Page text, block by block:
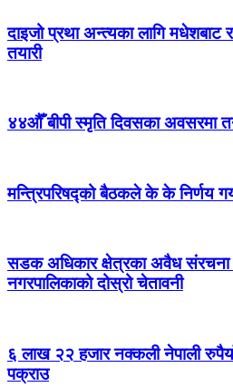
दाइजो प्रथा अन्त्यका लागि मधेशबाट
तयारी
४४औँ बीपी स्मृति दिवसका अवसरमा
मन्त्रिपरिषद्को बैठकले के के निर्णय
सडक अधिकार क्षेत्रका अवैध संरचना
नगरपालिकाको दोस्रो चेतावनी
६ लाख २२ हजार नक्कली नेपाली
पक्राउ